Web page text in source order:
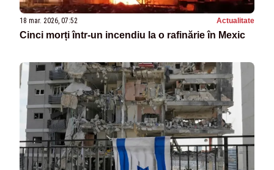
18 mar. 2026, 07:52 Actualitate
Cinci morți într-un incendiu la o rafinărie în Mexic